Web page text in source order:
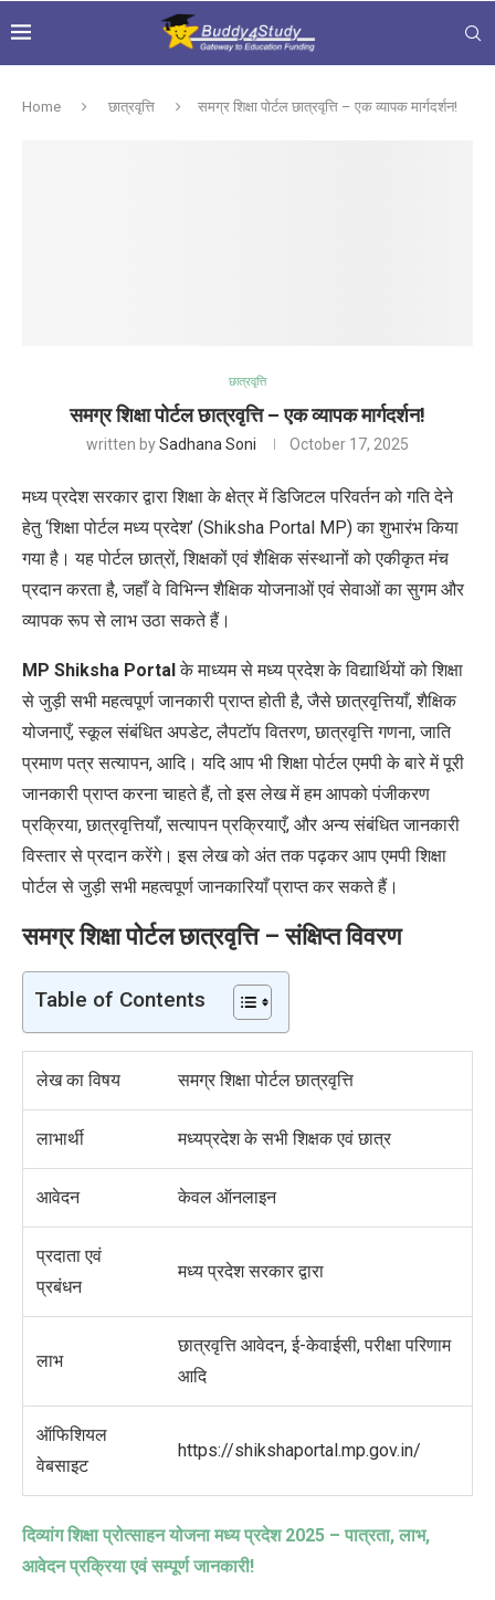
Home छात्रवृत्ति समग्र शिक्षा पोर्टल छात्रवृत्ति – एक व्यापक मार्गदर्शन!
छात्रवृत्ति
समग्र शिक्षा पोर्टल छात्रवृत्ति – एक व्यापक मार्गदर्शन!
written bySadhana Soni October 17, 2025
मध्य प्रदेश सरकार द्वारा शिक्षा के क्षेत्र में डिजिटल परिवर्तन को गति देने
हेतु ‘शिक्षा पोर्टल मध्य प्रदेश’ (Shiksha Portal MP) का शुभारंभ किया
गया है। यह पोर्टल छात्रों, शिक्षकों एवं शैक्षिक संस्थानों को एकीकृत मंच
प्रदान करता है, जहाँ वे विभिन्न शैक्षिक योजनाओं एवं सेवाओं का सुगम और
व्यापक रूप से लाभ उठा सकते हैं।
MP Shiksha Portal के माध्यम से मध्य प्रदेश के विद्यार्थियों को शिक्षा
से जुड़ी सभी महत्वपूर्ण जानकारी प्राप्त होती है, जैसे छात्रवृत्तियाँ, शैक्षिक
योजनाएँ, स्कूल संबंधित अपडेट, लैपटॉप वितरण, छात्रवृत्ति गणना, जाति
प्रमाण पत्र सत्यापन, आदि। यदि आप भी शिक्षा पोर्टल एमपी के बारे में पूरी
जानकारी प्राप्त करना चाहते हैं, तो इस लेख में हम आपको पंजीकरण
प्रक्रिया, छात्रवृत्तियाँ, सत्यापन प्रक्रियाएँ, और अन्य संबंधित जानकारी
विस्तार से प्रदान करेंगे। इस लेख को अंत तक पढ़कर आप एमपी शिक्षा
पोर्टल से जुड़ी सभी महत्वपूर्ण जानकारियाँ प्राप्त कर सकते हैं।
समग्र शिक्षा पोर्टल छात्रवृत्ति–संक्षिप्त विवरण
Table of Contents
लेख का विषय समग्र शिक्षा पोर्टल छात्रवृत्ति
लाभार्थी मध्यप्रदेश के सभी शिक्षक एवं छात्र
आवेदन केवल ऑनलाइन
प्रदाता एवं
प्रबंधन
मध्य प्रदेश सरकार द्वारा
लाभ
छात्रवृत्ति आवेदन, ई-केवाईसी, परीक्षा परिणाम
आदि
ऑफिशियल
वेबसाइट
https://shikshaportal.mp.gov.in/
दिव्यांग शिक्षा प्रोत्साहन योजना मध्य प्रदेश 2025 – पात्रता, लाभ,
आवेदन प्रक्रिया एवं सम्पूर्ण जानकारी!